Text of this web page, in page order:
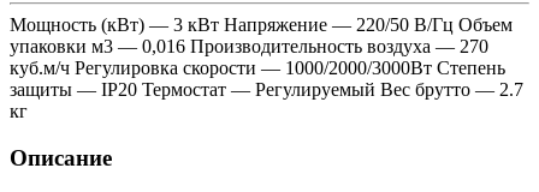
Мощность (кВт) — 3 кВт Напряжение — 220/50 В/Гц Объем
упаковки м3 — 0,016 Производительность воздуха — 270
куб.м/ч Регулировка скорости — 1000/2000/3000Вт Степень
защиты — IP20 Термостат — Регулируемый Вес брутто — 2.7
кг
Описание